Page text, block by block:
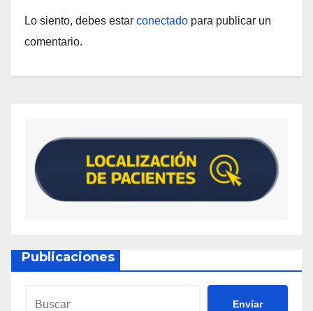
Lo siento, debes estar conectado para publicar un
comentario.
Publicaciones
Envíar